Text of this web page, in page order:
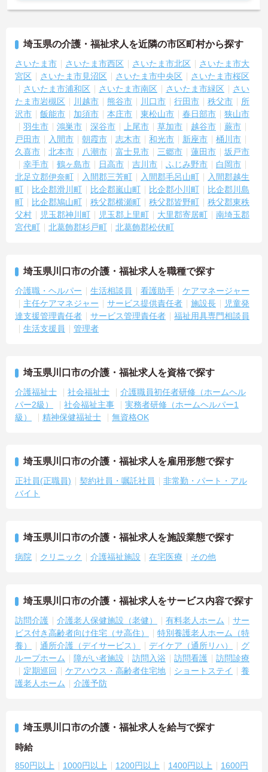
埼玉県の介護・福祉求人を近隣の市区町村から探す
さいたま市 さいたま市西区 さいたま市北区
さいたま市大
宮区
さいたま市見沼区 さいたま市中央区
さいたま市桜区
さいたま市浦和区
さいたま市南区 さいたま市緑区
さい
たま市岩槻区
川越市 熊谷市 川口市 行田市 秩父市
所
沢市
飯能市 加須市 本庄市 東松山市 春日部市
狭山市
羽生市
鴻巣市 深谷市 上尾市 草加市 越谷市
蕨市
戸田市
入間市 朝霞市 志木市 和光市 新座市
桶川市
久喜市
北本市 八潮市 富士見市 三郷市 蓮田市
坂戸市
幸手市
鶴ヶ島市 日高市 吉川市 ふじみ野市
白岡市
北足立郡伊奈町
入間郡三芳町 入間郡毛呂山町
入間郡越生
町
比企郡滑川町 比企郡嵐山町 比企郡小川町
比企郡川島
町
比企郡鳩山町 秩父郡横瀬町 秩父郡皆野町
秩父郡東秩
父村
児玉郡神川町 児玉郡上里町 大里郡寄居町
南埼玉郡
宮代町
北葛飾郡杉戸町 北葛飾郡松伏町
埼玉県川口市の介護・福祉求人を職種で探す
介護職・ヘルパー 生活相談員 看護助手
ケアマネージャー
主任ケアマネジャー
サービス提供責任者 施設長
児童発
達支援管理責任者
サービス管理責任者
福祉用具専門相談員
生活支援員
管理者
埼玉県川口市の介護・福祉求人を資格で探す
介護福祉士 社会福祉士
介護職員初任者研修（ホームヘル
パー2級）
社会福祉主事
実務者研修（ホームヘルパー1
級）
精神保健福祉士 無資格OK
埼玉県川口市の介護・福祉求人を雇用形態で探す
正社員(正職員) 契約社員・嘱託社員
非常勤・パート・アル
バイト
埼玉県川口市の介護・福祉求人を施設業態で探す
病院 クリニック 介護福祉施設 在宅医療 その他
埼玉県川口市の介護・福祉求人をサービス内容で探す
訪問介護 介護老人保健施設（老健） 有料老人ホーム
サー
ビス付き高齢者向け住宅（サ高住）
特別養護老人ホーム（特
養）
通所介護（デイサービス） デイケア（通所リハ）
グ
ループホーム
障がい者施設 訪問入浴 訪問看護
訪問診療
定期巡回
ケアハウス・高齢者住宅地 ショートステイ
養
護老人ホーム
介護予防
埼玉県川口市の介護・福祉求人を給与で探す
時給
850円以上 1000円以上 1200円以上 1400円以上
1600円